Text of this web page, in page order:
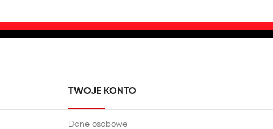
TWOJE KONTO
Dane osobowe